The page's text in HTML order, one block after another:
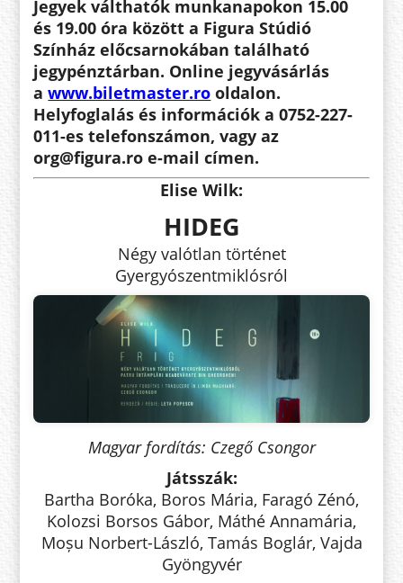
Jegyek válthatók munkanapokon 15.00
és 19.00 óra között a Figura Stúdió
Színház előcsarnokában található
jegypénztárban. Online jegyvásárlás
awww.biletmaster.ro oldalon.
Helyfoglalás és információk a 0752-227-
011-es telefonszámon, vagy az
org@figura.ro e-mail címen.
Elise Wilk:
HIDEG
Négy valótlan történet
Gyergyószentmiklósról
Magyar fordítás: Czegő Csongor
Játsszák:
Bartha Boróka, Boros Mária, Faragó Zénó,
Kolozsi Borsos Gábor, Máthé Annamária,
Moșu Norbert-László, Tamás Boglár, Vajda
Gyöngyvér